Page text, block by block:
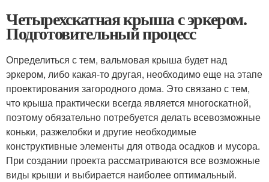
Четырехскатная крыша с эркером.
Подготовительный процесс
Определиться с тем, вальмовая крыша будет над
эркером, либо какая-то другая, необходимо еще на этапе
проектирования загородного дома. Это связано с тем,
что крыша практически всегда является многоскатной,
поэтому обязательно потребуется делать всевозможные
коньки, разжелобки и другие необходимые
конструктивные элементы для отвода осадков и мусора.
При создании проекта рассматриваются все возможные
виды крыши и выбирается наиболее оптимальный.